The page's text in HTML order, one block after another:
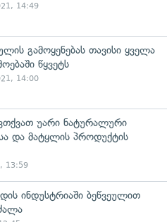
14:49
გამოყენებას თავისი ყველა
წყვეტს
14:00
უარი ნატურალური
და მატყლის პროდუქტის
13:59
ინდუსტრიაში ბეწვეულით